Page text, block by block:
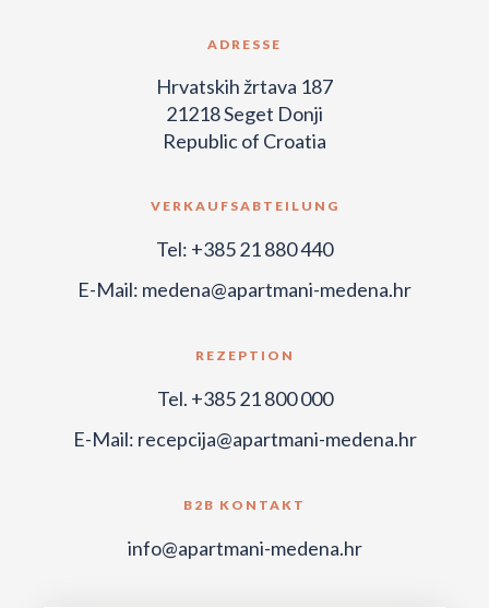
ADRESSE
Hrvatskih žrtava 187
21218 Seget Donji
Republic of Croatia
VERKAUFSABTEILUNG
Tel: +385 21 880 440
E-Mail: medena@apartmani-medena.hr
REZEPTION
Tel. +385 21 800 000
E-Mail: recepcija@apartmani-medena.hr
B2B KONTAKT
info@apartmani-medena.hr